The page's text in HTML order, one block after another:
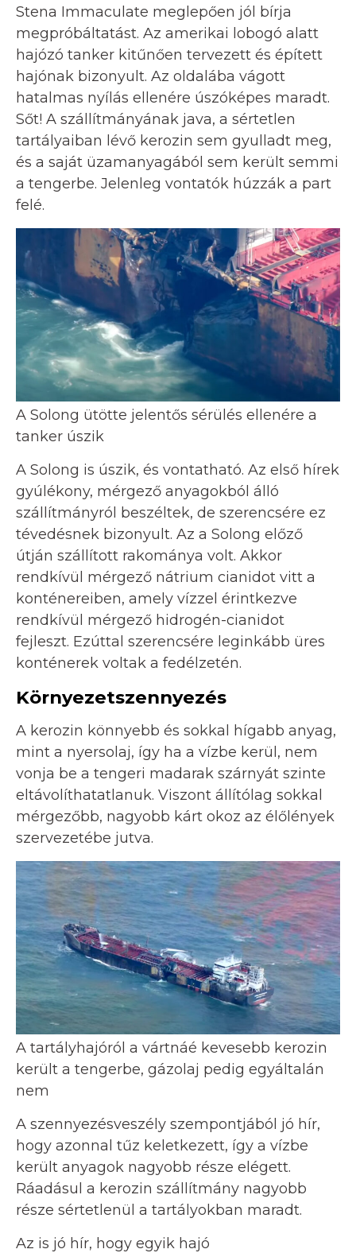
Stena Immaculate meglepően jól bírja
megpróbáltatást. Az amerikai lobogó alatt
hajózó tanker kitűnően tervezett és épített
hajónak bizonyult. Az oldalába vágott
hatalmas nyílás ellenére úszóképes maradt.
Sőt! A szállítmányának java, a sértetlen
tartályaiban lévő kerozin sem gyulladt meg,
és a saját üzamanyagából sem került semmi
a tengerbe. Jelenleg vontatók húzzák a part
felé.
A Solong ütötte jelentős sérülés ellenére a
tanker úszik
A Solong is úszik, és vontatható. Az első hírek
gyúlékony, mérgező anyagokból álló
szállítmányról beszéltek, de szerencsére ez
tévedésnek bizonyult. Az a Solong előző
útján szállított rakománya volt. Akkor
rendkívül mérgező nátrium cianidot vitt a
konténereiben, amely vízzel érintkezve
rendkívül mérgező hidrogén-cianidot
fejleszt. Ezúttal szerencsére leginkább üres
konténerek voltak a fedélzetén.
Környezetszennyezés
A kerozin könnyebb és sokkal hígabb anyag,
mint a nyersolaj, így ha a vízbe kerül, nem
vonja be a tengeri madarak szárnyát szinte
eltávolíthatatlanuk. Viszont állítólag sokkal
mérgezőbb, nagyobb kárt okoz az élőlények
szervezetébe jutva.
A tartályhajóról a vártnáé kevesebb kerozin
került a tengerbe, gázolaj pedig egyáltalán
nem
A szennyezésveszély szempontjából jó hír,
hogy azonnal tűz keletkezett, így a vízbe
került anyagok nagyobb része elégett.
Ráadásul a kerozin szállítmány nagyobb
része sértetlenül a tartályokban maradt.
Az is jó hír, hogy egyik hajó